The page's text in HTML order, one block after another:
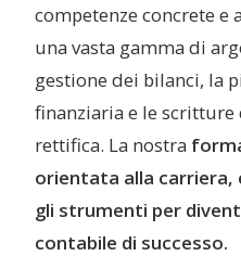
competenze concrete e
una vasta gamma di
gestione dei bilanci, la
finanziaria e le scritture
rettifica. La nostra
orientata alla carriera,
gli strumenti per
contabile di successo.